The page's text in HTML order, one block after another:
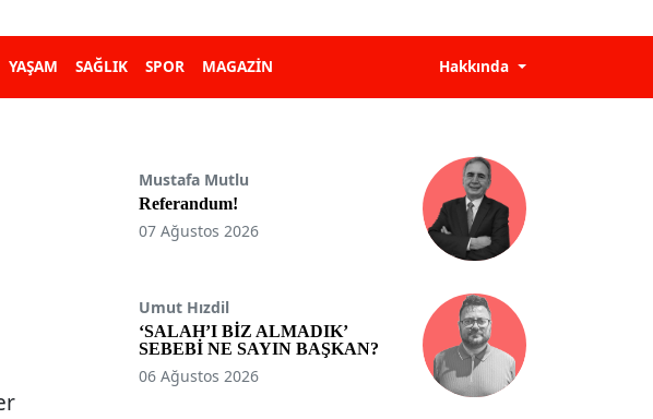
YAŞAM SAĞLIK SPOR MAGAZİN Hakkında
Mustafa Mutlu
Referandum!
07 Ağustos 2026
Umut Hızdil
‘SALAH’I BİZ ALMADIK’
SEBEBİ NE SAYIN BAŞKAN?
06 Ağustos 2026